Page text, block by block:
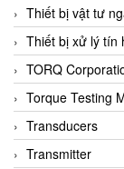
Comax
COMETECH
COMFILE
Conch
Conductix/
Contrec
Thiết bị vật tư
Thiết bị xử lý tín
TORQ
Torque Testing
Transducers
Transmitter